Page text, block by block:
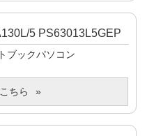
5 PS63013L5GEP
ブックパソコン
ちら